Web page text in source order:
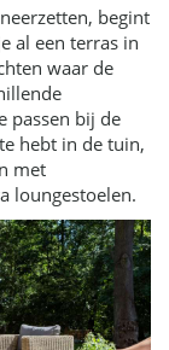
begint
al een terras in
waar de
passen bij de
hebt in de tuin,
met
loungestoelen.